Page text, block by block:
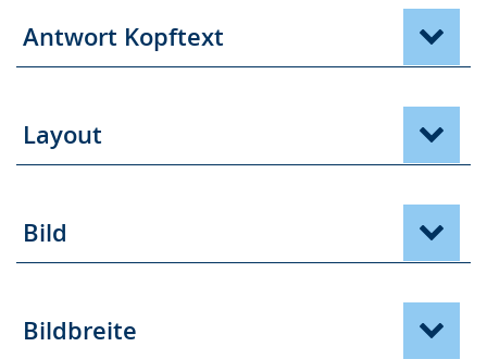
Antwort Kopftext
Layout
Bild
Bildbreite